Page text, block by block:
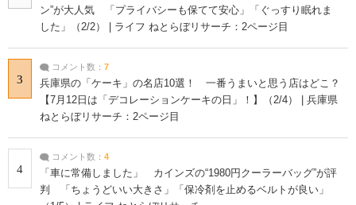
ン”が大人気 「プライバシーも保てて安心」「ぐっすり眠れま
した」（2/2） | ライフ ねとらぼリサーチ：2ページ目
3
コメント数： 7
兵庫県の「ケーキ」の名店10選！ 一番うまいと思う店はどこ？
【7月12日は「デコレーションケーキの日」！】（2/4） | 兵庫県
ねとらぼリサーチ：2ページ目
4
コメント数： 4
「車に常備しました」 カインズの“1980円クーラーバッグ”が評
判 「ちょうどいい大きさ」「保冷剤を止めるベルトが良い」